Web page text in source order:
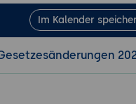
welche Inhalte sie
und Kontrollen dazu
Zulieferern: Wie
Im Kalender